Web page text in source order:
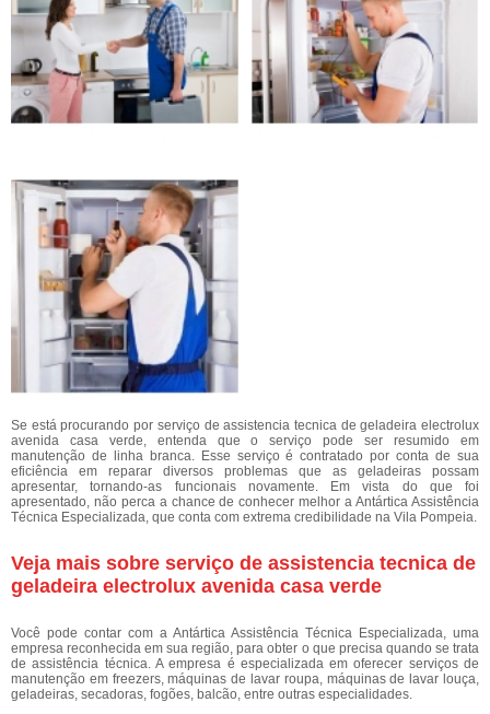
Se está procurando por serviço de assistencia tecnica de geladeira electrolux
avenida casa verde, entenda que o serviço pode ser resumido em
manutenção de linha branca. Esse serviço é contratado por conta de sua
eficiência em reparar diversos problemas que as geladeiras possam
apresentar, tornando-as funcionais novamente. Em vista do que foi
apresentado, não perca a chance de conhecer melhor a Antártica Assistência
Técnica Especializada, que conta com extrema credibilidade na Vila Pompeia.
Veja mais sobre serviço de assistencia tecnica de
geladeira electrolux avenida casa verde
Você pode contar com a Antártica Assistência Técnica Especializada, uma
empresa reconhecida em sua região, para obter o que precisa quando se trata
de assistência técnica. A empresa é especializada em oferecer serviços de
manutenção em freezers, máquinas de lavar roupa, máquinas de lavar louça,
geladeiras, secadoras, fogões, balcão, entre outras especialidades.